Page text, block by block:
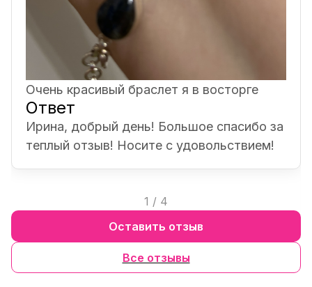
Очень красивый браслет я в восторге
Ответ
Ирина, добрый день! Большое спасибо за
теплый отзыв! Носите с удовольствием!
1 / 4
Все отзывы
Оставить отзыв